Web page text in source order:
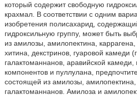
который содержит свободную
крахмал. В соответствии с одним
изобретения полисахарид,
гидроксильную группу, может быть
из амилозы, амилопектина,
хитина, декстринов, гуаровой камеди
галактоманнанов, аравийской
компонентов и пуллулана,
состоящей из амилозы, амилопектина,
галактоманнанов. Амилоза и